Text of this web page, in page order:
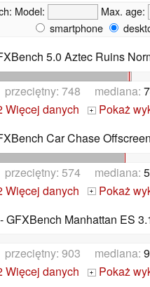
Model: Max. age:
smartphone
5.0 Aztec Ruins
748 mediana:
Więcej danych + Pokaż
Car Chase Offscreen
574 mediana:
Więcej danych + Pokaż
- GFXBench Manhattan ES
903 mediana:
Więcej danych + Pokaż